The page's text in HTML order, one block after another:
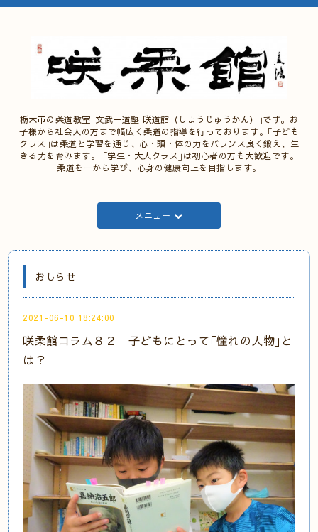
栃木市の柔道教室｢文武一道塾 咲道館（しょうじゅうかん）｣です。お
子様から社会人の方まで幅広く柔道の指導を行っております。｢子ども
クラス｣は柔道と学習を通じ、心・頭・体の力をバランス良く鍛え、生
きる力を育みます。 ｢学生・大人クラス｣は初心者の方も大歓迎です。
柔道を一から学び、心身の健康向上を目指します。
メニュー
おしらせ
2021-06-10 18:24:00
咲柔館コラム８２ 子どもにとって｢憧れの人物｣と
は？